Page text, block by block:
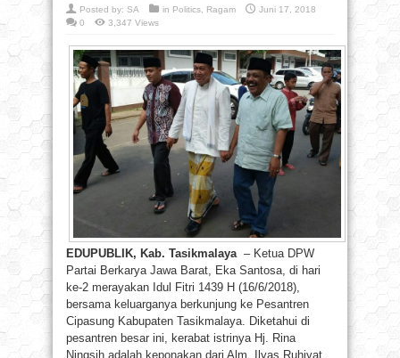
Posted by: SA in Politics Ragam
Juni 17, 2018
0
3,347 Views
EDUPUBLIK, Kab. Tasikmalaya– Ketua DPW
Partai Berkarya Jawa Barat, Eka Santosa, di hari
ke-2 merayakan Idul Fitri 1439 H (16/6/2018),
bersama keluarganya berkunjung ke Pesantren
Cipasung Kabupaten Tasikmalaya. Diketahui di
pesantren besar ini, kerabat istrinya Hj. Rina
Ningsih adalah keponakan dari Alm. Ilyas Ruhiyat,